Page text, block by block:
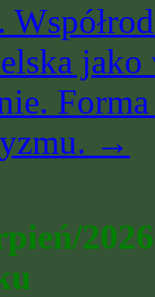
→
2026